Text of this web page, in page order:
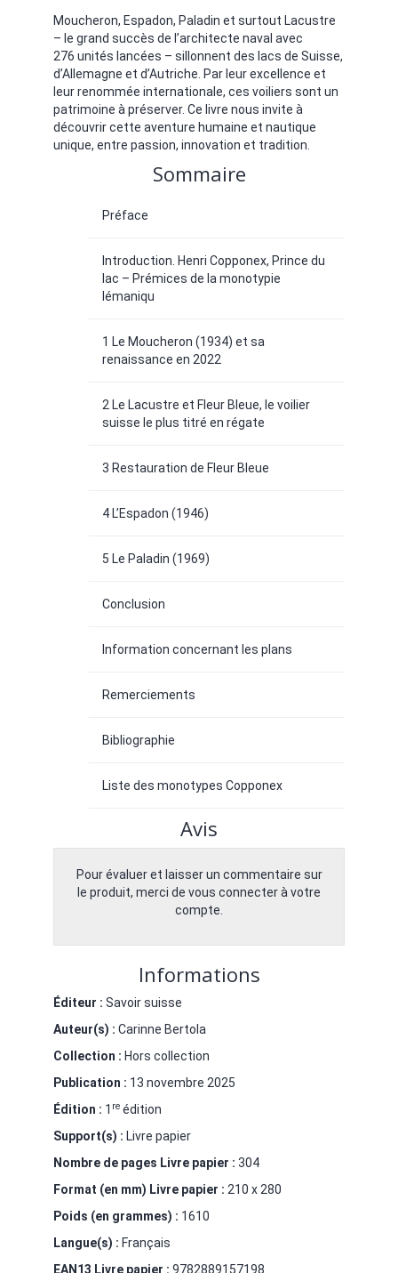
Moucheron, Espadon, Paladin et surtout Lacustre
– le grand succès de l’architecte naval avec
276 unités lancées – sillonnent des lacs de Suisse,
d’Allemagne et d’Autriche. Par leur excellence et
leur renommée internationale, ces voiliers sont un
patrimoine à préserver. Ce livre nous invite à
découvrir cette aventure humaine et nautique
unique, entre passion, innovation et tradition.
Sommaire
Préface
Introduction. Henri Copponex, Prince du
lac – Prémices de la monotypie
lémaniqu
1 Le Moucheron (1934) et sa
renaissance en 2022
2 Le Lacustre et Fleur Bleue, le voilier
suisse le plus titré en régate
3 Restauration de Fleur Bleue
4 L’Espadon (1946)
5 Le Paladin (1969)
Conclusion
Information concernant les plans
Remerciements
Bibliographie
Liste des monotypes Copponex
Avis
Pour évaluer et laisser un commentaire sur
le produit, merci de vous connecter à votre
compte.
Informations
Éditeur : Savoir suisse
Auteur(s) : Carinne Bertola
Collection : Hors collection
Publication : 13 novembre 2025
Édition : 1 re édition
Support(s) : Livre papier
Nombre de pages Livre papier : 304
Format (en mm) Livre papier : 210 x 280
Poids (en grammes) : 1610
Langue(s) : Français
EAN13 Livre papier : 9782889157198